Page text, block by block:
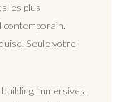
les plus
contemporain.
Seule votre
immersives,